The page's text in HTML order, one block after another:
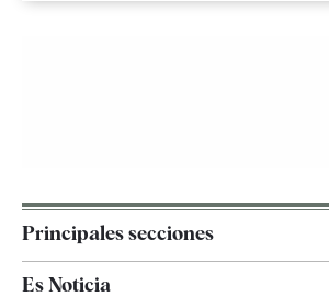
Principales secciones
Es Noticia